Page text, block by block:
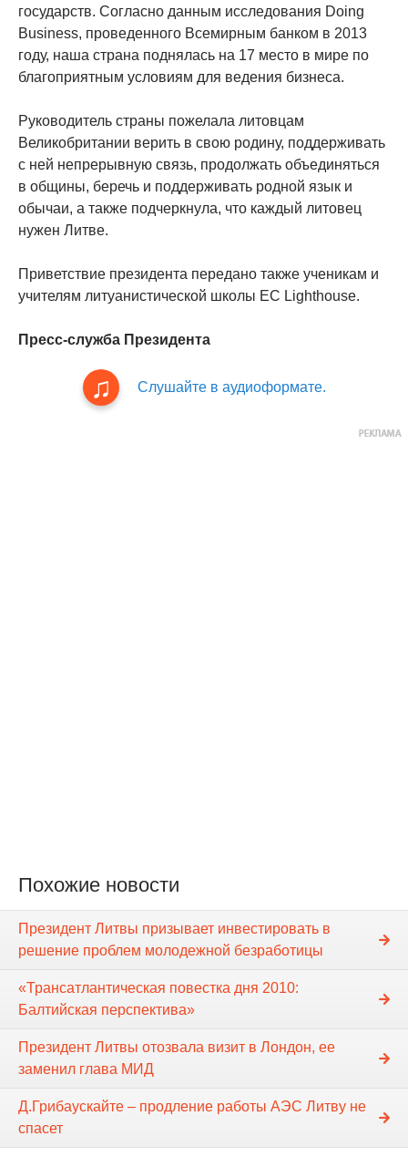
государств. Согласно данным исследования Doing
Business, проведенного Всемирным банком в 2013
году, наша страна поднялась на 17 место в мире по
благоприятным условиям для ведения бизнеса.
Руководитель страны пожелала литовцам
Великобритании верить в свою родину, поддерживать
с ней непрерывную связь, продолжать объединяться
в общины, беречь и поддерживать родной язык и
обычаи, а также подчеркнула, что каждый литовец
нужен Литве.
Приветствие президента передано также ученикам и
учителям литуанистической школы EC Lighthouse.
Пресс-служба Президента
Слушайте в аудиоформате.
Похожие новости
Президент Литвы призывает инвестировать в
решение проблем молодежной безработицы
«Трансатлантическая повестка дня 2010:
Балтийская перспектива»
Президент Литвы отозвала визит в Лондон, ее
заменил глава МИД
Д.Грибаускайте – продление работы АЭС Литву не
спасет